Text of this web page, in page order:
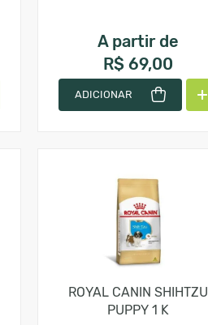
A partir de
R$ 69,00
ADICIONAR
ROYAL CANIN SHIHTZU
PUPPY 1 K